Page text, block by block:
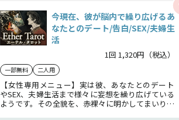
今現在、彼が脳内で繰り広げるあ
なたとのデート/告白/SEX/夫婦生
活
1回 1,320円（税込）
一部無料 二人用
【女性専用メニュー】実は彼、あなたとのデート
やSEX、夫婦生活まで様々に妄想を繰り広げている
ようです。その全貌を、赤裸々に明かしてまいりま